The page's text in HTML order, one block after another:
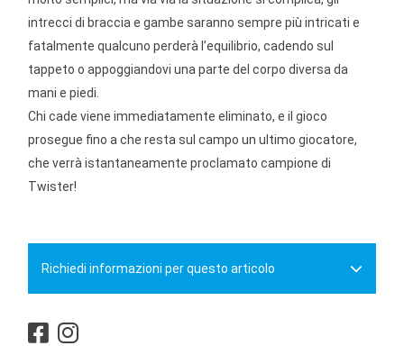
intrecci di braccia e gambe saranno sempre più intricati e
fatalmente qualcuno perderà l’equilibrio, cadendo sul
tappeto o appoggiandovi una parte del corpo diversa da
mani e piedi.
Chi cade viene immediatamente eliminato, e il gioco
prosegue fino a che resta sul campo un ultimo giocatore,
che verrà istantaneamente proclamato campione di
Twister!
Richiedi informazioni per questo articolo